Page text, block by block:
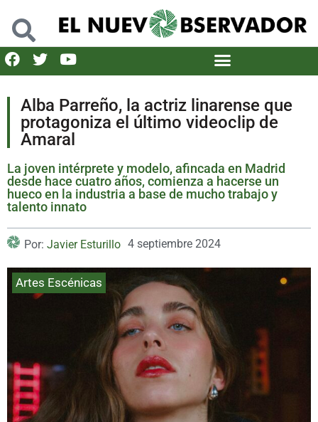
Alba Parreño, la actriz linarense que
protagoniza el último videoclip de
Amaral
La joven intérprete y modelo, afincada en Madrid
desde hace cuatro años, comienza a hacerse un
hueco en la industria a base de mucho trabajo y
talento innato
Por: Javier Esturillo 4 septiembre 2024
Artes Escénicas